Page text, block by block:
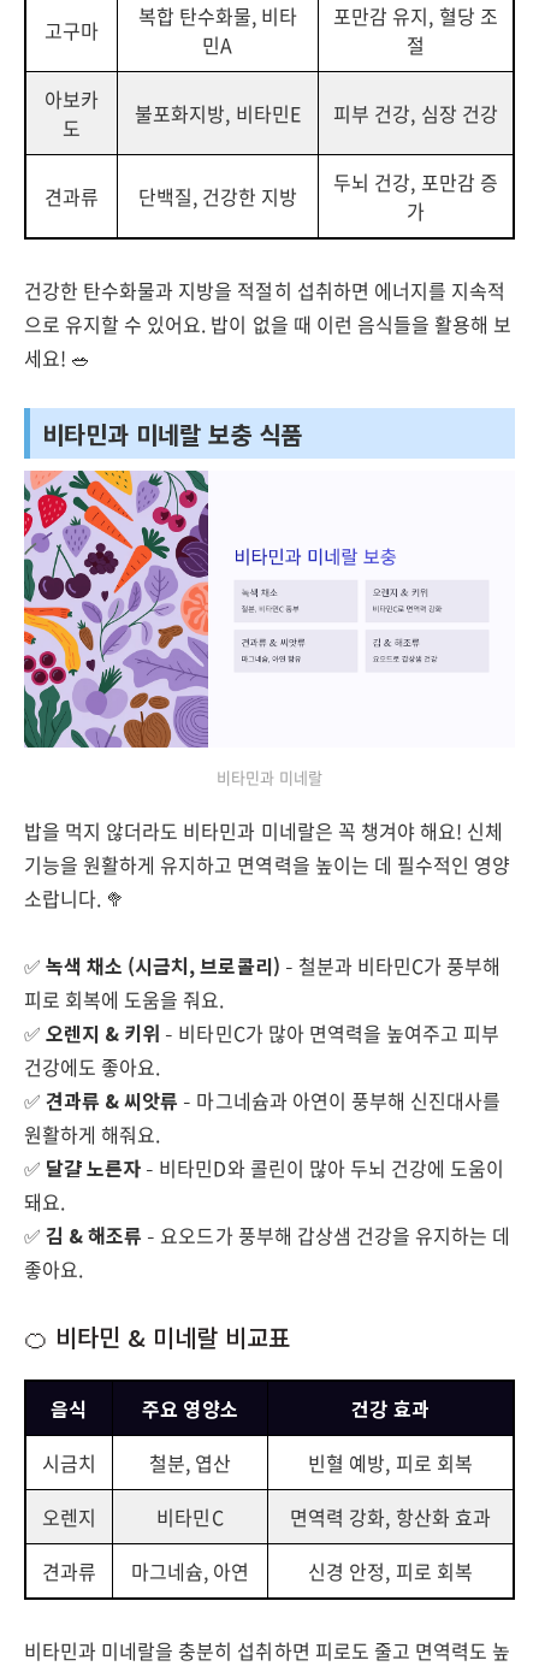
고구마
복합 탄수화물, 비타
민A
포만감 유지, 혈당 조
절
아보카
도
불포화지방, 비타민E 피부 건강, 심장 건강
견과류 단백질, 건강한 지방
두뇌 건강, 포만감 증
가
건강한 탄수화물과 지방을 적절히 섭취하면 에너지를 지속적
으로 유지할 수 있어요. 밥이 없을 때 이런 음식들을 활용해 보
세요! 🥗
비타민과 미네랄 보충 식품
비타민과 미네랄
밥을 먹지 않더라도 비타민과 미네랄은 꼭 챙겨야 해요! 신체
기능을 원활하게 유지하고 면역력을 높이는 데 필수적인 영양
소랍니다. 🥦
✅녹색 채소 (시금치, 브로콜리) – 철분과 비타민C가 풍부해
피로 회복에 도움을 줘요.
✅오렌지 & 키위 – 비타민C가 많아 면역력을 높여주고 피부
건강에도 좋아요.
✅견과류 & 씨앗류 – 마그네슘과 아연이 풍부해 신진대사를
원활하게 해줘요.
✅ 달걀 노른자 – 비타민D와 콜린이 많아 두뇌 건강에 도움이
돼요.
✅김 & 해조류 – 요오드가 풍부해 갑상샘 건강을 유지하는 데
좋아요.
🍊 비타민 & 미네랄 비교표
음식 주요 영양소
건강 효과
시금치
철분, 엽산
빈혈 예방, 피로 회복
오렌지
비타민C
면역력 강화, 항산화 효과
견과류
마그네슘, 아연 신경 안정, 피로 회복
비타민과 미네랄을 충분히 섭취하면 피로도 줄고 면역력도 높